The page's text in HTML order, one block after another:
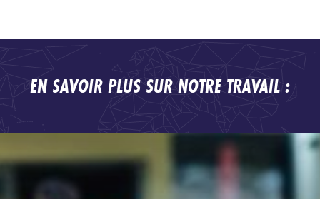
EN SAVOIR PLUS SUR NOTRE TRAVAIL :